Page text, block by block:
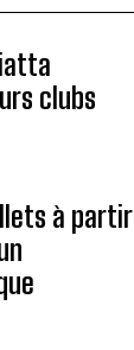
clubs
à partir